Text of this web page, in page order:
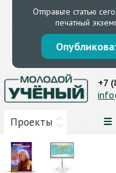
Отправьте статью
печатный
Проекты
+7